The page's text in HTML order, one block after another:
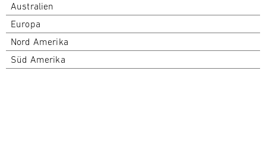
Australien
Europa
Nord Amerika
Süd Amerika